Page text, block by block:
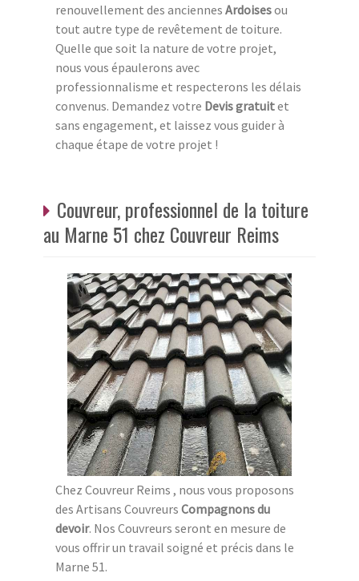
renouvellement des anciennes Ardoisesou
tout autre type de revêtement de toiture.
Quelle que soit la nature de votre projet,
nous vous épaulerons avec
professionnalisme et respecterons les délais
convenus. Demandez votre Devis gratuitet
sans engagement, et laissez vous guider à
chaque étape de votre projet !
Couvreur, professionnel de la toiture
au Marne 51 chez Couvreur Reims
Chez Couvreur Reims , nous vous proposons
des Artisans Couvreurs Compagnons du
devoir. Nos Couvreurs seront en mesure de
vous offrir un travail soigné et précis dans le
Marne 51.